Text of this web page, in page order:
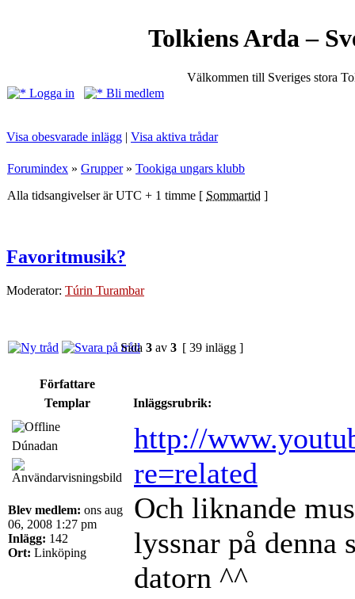
Tolkiens Arda –
Välkommen till Sveriges stora
Logga in
Bli medlem
Visa obesvarade inlägg | Visa aktiva trådar
Forumindex » Grupper» Tookiga ungars klubb
Alla tidsangivelser är UTC + 1 timme [ Sommartid ]
Favoritmusik?
Moderator: Túrin Turambar
Sida 3 av 3 [ 39 inlägg ]
Författare
Templar
Inläggsrubrik:
Dúnadan
Blev medlem: ons aug
06, 2008 1:27 pm
Inlägg: 142
Ort: Linköping
http://
re=related
Och liknande
lyssnar på denna
datorn ^^